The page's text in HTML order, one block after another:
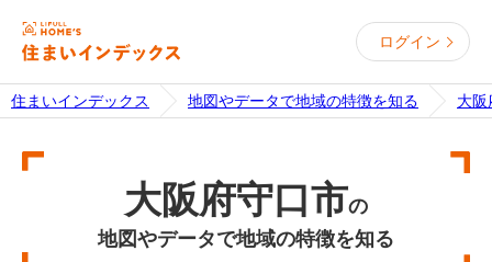
ログイン
住まいインデックス 地図やデータで地域の特徴を知る 大阪
大阪府守口市の
地図やデータで地域の特徴を知る